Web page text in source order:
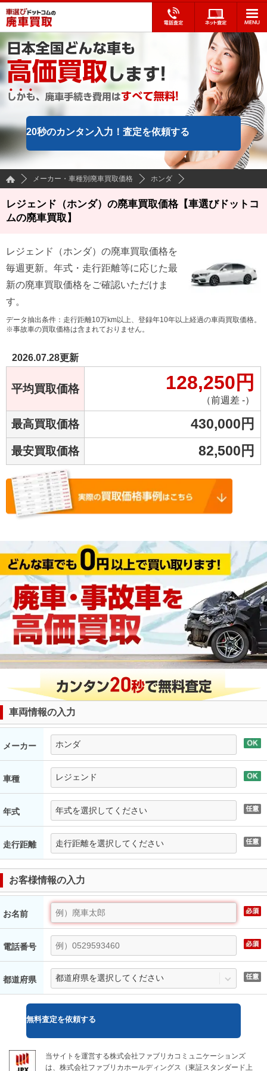
20秒のカンタン入力！ 査定を依頼する
メーカー・車種別廃車買取価格 ホンダ
レジェンド（ホンダ）の廃車買取価格【車選びドットコ
ムの廃車買取】
レジェンド （ホンダ）の廃車買取価格を
毎週更新。年式・走行距離等に応じた最
新の廃車買取価格をご確認いただけま
す。
データ抽出条件：走行距離10万km以上、登録年10年以上経過の車両買取価格。
※事故車の買取価格は含まれておりません。
2026.07.28更新
平均買取価格 128,250 円
（前週差 -）
最高買取価格 430,000 円
最安買取価格 82,500 円
車両情報の入力
メーカー
車種
年式
走行距離
お客様情報の入力
お名前
電話番号
都道府県
無料査定を依頼する
当サイトを運営する株式会社ファブリカコミュニケーションズ
は、株式会社ファブリカホールディングス（東証スタンダード上